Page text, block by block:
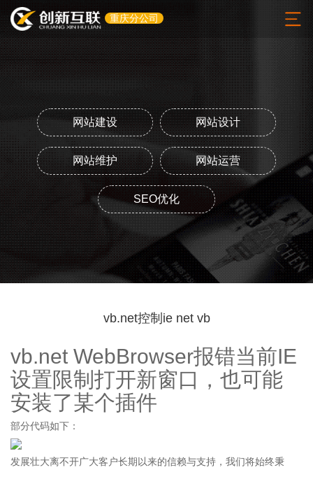
重庆分公司
网站建设 网站设计
网站维护 网站运营
SEO优化
vb.net控制ie net vb
vb.net WebBrowser报错当前IE
设置限制打开新窗口，也可能
安装了某个插件
部分代码如下：
发展壮大离不开广大客户长期以来的信赖与支持，我们将始终秉